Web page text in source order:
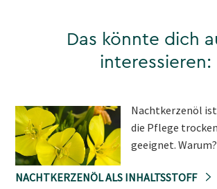
Das könnte dich
interessieren:
Nachtkerzenöl
die Pflege
geeignet. Warum?
NACHTKERZENÖL ALS INHALTSSTOFF